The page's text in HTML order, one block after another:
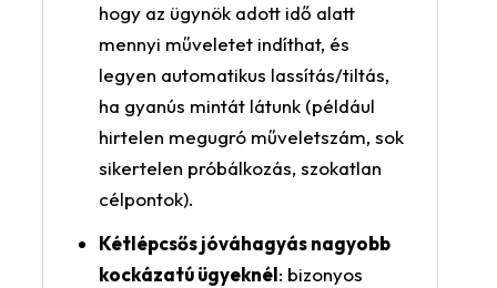
hogy az ügynök adott idő alatt
mennyi műveletet indíthat, és
legyen automatikus lassítás/tiltás,
ha gyanús mintát látunk (például
hirtelen megugró műveletszám, sok
sikertelen próbálkozás, szokatlan
célpontok).
Kétlépcsős jóváhagyás nagyobb
kockázatú ügyeknél: bizonyos